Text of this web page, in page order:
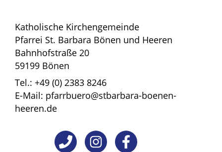
Katholische Kirchengemeinde
Pfarrei St. Barbara Bönen und Heeren
Bahnhofstraße 20
59199 Bönen
Tel.: +49 (0) 2383 8246
E-Mail: pfarrbuero@stbarbara-boenen-
heeren.de